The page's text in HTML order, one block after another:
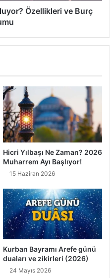
Özellikleri ve Burç
Hicri Yılbaşı Ne Zaman? 2026
Muharrem Ayı Başlıyor!
15 Haziran 2026
Kurban Bayramı Arefe günü
duaları ve zikirleri (2026)
24 Mayıs 2026